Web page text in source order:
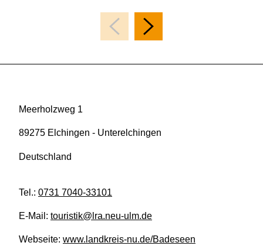
Meerholzweg 1
89275 Elchingen - Unterelchingen
Deutschland
Tel.: 0731 7040-33101
E-Mail: touristik@lra.neu-ulm.de
Webseite: www.landkreis-nu.de/Badeseen